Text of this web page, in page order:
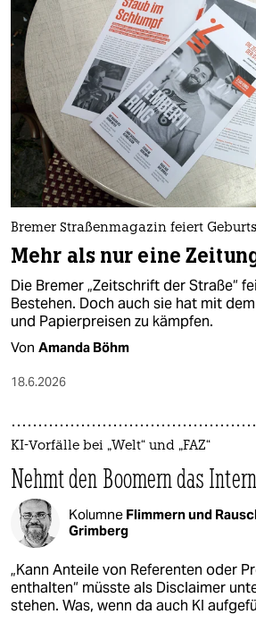
Bremer Straßenmagazin feiert
Mehr als nur eine
Die Bremer „Zeitschrift der Straße“
Bestehen. Doch auch sie hat mit
und Papierpreisen zu kämpfen.
Von Amanda Böhm
18.6.2026
KI-Vorfälle bei „Welt“ und „FAZ“
Nehmt den Boomern das
Kolumne Flimmern und
Grimberg
„Kann Anteile von Referenten oder
enthalten“ müsste als Disclaimer
stehen. Was, wenn da auch KI